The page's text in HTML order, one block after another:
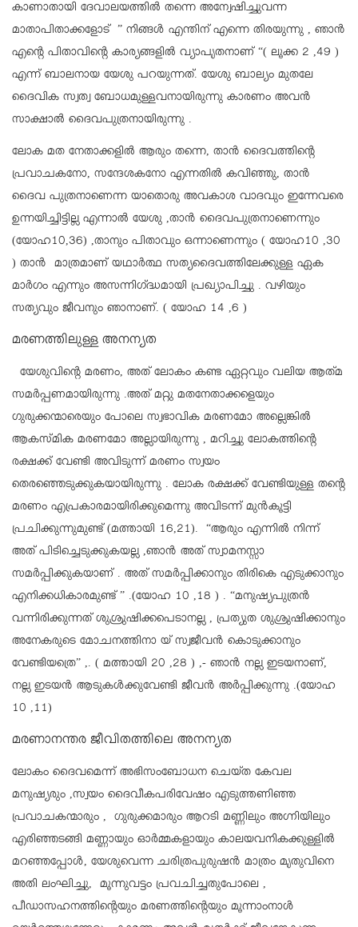
കാണാതായി ദേവാലയത്തിൽ തന്നെ അന്വേഷിച്ചുവന്ന
മാതാപിതാക്കളോട് ” നിങ്ങൾ എന്തിന് എന്നെ തിരയുന്നു , ഞാൻ
എന്റെ പിതാവിന്റെ കാര്യങ്ങളിൽ വ്യാപൃതനാണ് “( ലൂക്ക 2 ,49 )
എന്ന് ബാലനായ യേശു പറയുന്നത്. യേശു ബാല്യം മുതലേ
ദൈവിക സ്വത്വ ബോധമുള്ളവനായിരുന്നു കാരണം അവൻ
സാക്ഷാൽ ദൈവപുത്രനായിരുന്നു .
ലോക മത നേതാക്കളിൽ ആരും തന്നെ, താൻ ദൈവത്തിന്റെ
പ്രവാചകനോ, സന്ദേശകനോ എന്നതിൽ കവിഞ്ഞു, താൻ
ദൈവ പുത്രനാണെന്ന യാതൊരു അവകാശ വാദവും ഇന്നേവരെ
ഉന്നയിച്ചിട്ടില്ല എന്നാൽ യേശു ,താൻ ദൈവപുത്രനാണെന്നും
(യോഹ10,36) ,താനും പിതാവും ഒന്നാണെന്നും ( യോഹ10 ,30
) താൻ മാത്രമാണ് യഥാർത്ഥ സത്യദൈവത്തിലേക്കുള്ള ഏക
മാർഗം എന്നും അസന്നിഗ്ദ്ധമായി പ്രഖ്യാപിച്ചു . വഴിയും
സത്യവും ജീവനും ഞാനാണ്. ( യോഹ 14 ,6 )
മരണത്തിലുള്ള അനന്യത
യേശുവിന്റെ മരണം, അത് ലോകം കണ്ട ഏറ്റവും വലിയ ആത്‌മ
സമർപ്പണമായിരുന്നു .അത് മറ്റു മതനേതാക്കളെയും
ഗുരുക്കന്മാരെയും പോലെ സ്വഭാവിക മരണമോ അല്ലെങ്കിൽ
ആകസ്മിക മരണമോ അല്ലായിരുന്നു , മറിച്ചു ലോകത്തിന്റെ
രക്ഷക്ക് വേണ്ടി അവിടുന്ന് മരണം സ്വയം
തെരഞ്ഞെടുക്കുകയായിരുന്നു . ലോക രക്ഷക്ക് വേണ്ടിയുള്ള തന്റെ
മരണം എപ്രകാരമായിരിക്കുമെന്നു അവിടന്ന് മുൻകൂട്ടി
പ്രചിക്കുന്നുമുണ്ട് (മത്തായി 16,21). “ആരും എന്നിൽ നിന്ന്
അത് പിടിച്ചെടുക്കുകയല്ല ,ഞാൻ അത് സ്വാമനസ്സാ
സമർപ്പിക്കുകയാണ് . അത് സമർപ്പിക്കാനും തിരികെ എടുക്കാനും
എനിക്കധികാരമുണ്ട് ” .(യോഹ 10 ,18 ) . “മനുഷ്യപുത്രൻ
വന്നിരിക്കുന്നത് ശുശ്രുഷിക്കപെടാനല്ല , പ്രത്യുത ശുശ്രുഷിക്കാനും
അനേകരുടെ മോചനത്തിനാ യ് സ്വജീവൻ കൊടുക്കാനും
വേണ്ടിയത്രെ” ,. ( മത്തായി 20 ,28 ) ,- ഞാൻ നല്ല ഇടയനാണ്,
നല്ല ഇടയൻ ആടുകൾക്കുവേണ്ടി ജീവൻ അർപ്പിക്കുന്നു .(യോഹ
10 ,11)
മരണാനന്തര ജീവിതത്തിലെ അനന്യത
ലോകം ദൈവമെന്ന് അഭിസംബോധന ചെയ്ത കേവല
മനുഷ്യരും ,സ്വയം ദൈവീകപരിവേഷം എടുത്തണിഞ്ഞ
പ്രവാചകന്മാരും , ഗുരുക്കമാരും ആറടി മണ്ണിലും അഗ്നിയിലും
എരിഞ്ഞടങ്ങി മണ്ണായും ഓർമ്മകളായും കാലയവനികക്കുള്ളിൽ
മറഞ്ഞപ്പോൾ, യേശുവെന്ന ചരിത്രപുരുഷൻ മാത്രം മൃതുവിനെ
അതി ലംഘിച്ചു, മൂന്നുവട്ടം പ്രവചിച്ചതുപോലെ ,
പീഡാസഹനത്തിന്റെയും മരണത്തിന്റെയും മൂന്നാംനാൾ